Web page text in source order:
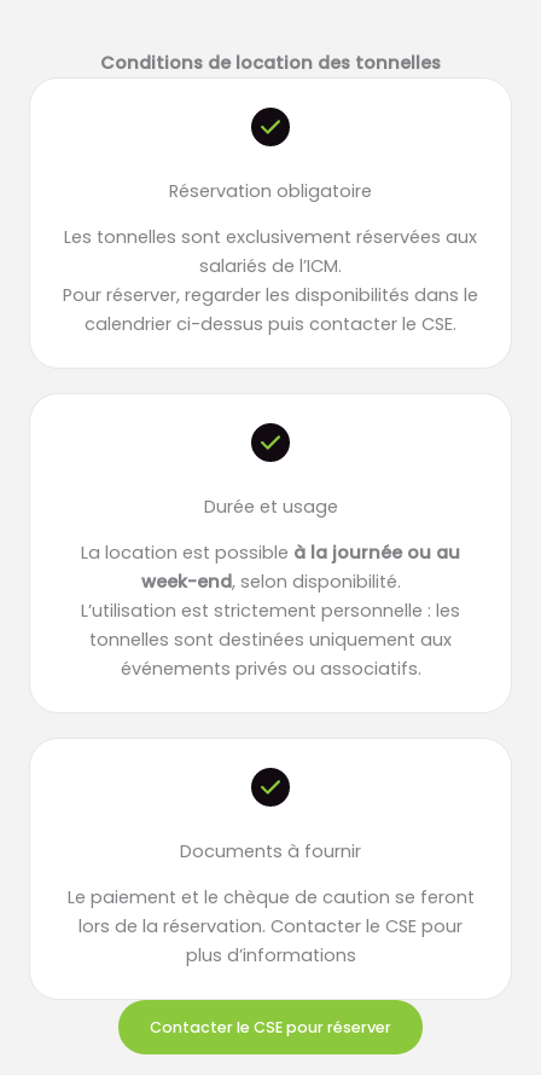
Conditions de location des tonnelles
Réservation obligatoire
Les tonnelles sont exclusivement réservées aux
salariés de l’ICM.
Pour réserver, regarder les disponibilités dans le
calendrier ci-dessus puis contacter le CSE.
Durée et usage
La location est possible à la journée ou au
week-end, selon disponibilité.
L’utilisation est strictement personnelle : les
tonnelles sont destinées uniquement aux
événements privés ou associatifs.
Documents à fournir
Le paiement et le chèque de caution se feront
lors de la réservation. Contacter le CSE pour
plus d’informations
Contacter le CSE pour réserver